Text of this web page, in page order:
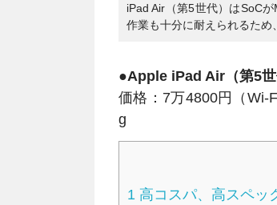
iPad Air（第5世代）はSoC
作業も十分に耐えられるため
●Apple iPad Air（第5世
価格：7万4800円（Wi-
g
1 高コスパ、高スペッ